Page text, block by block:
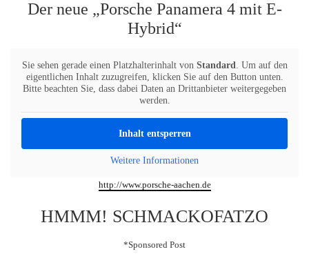
Der neue „Porsche Panamera 4 mit E-
Hybrid“
Sie sehen gerade einen Platzhalterinhalt von Standard. Um auf den
eigentlichen Inhalt zuzugreifen, klicken Sie auf den Button unten.
Bitte beachten Sie, dass dabei Daten an Drittanbieter weitergegeben
werden.
Inhalt entsperren
Weitere Informationen
http://www.porsche-aachen.de
HMMM! SCHMACKOFATZO
*Sponsored Post